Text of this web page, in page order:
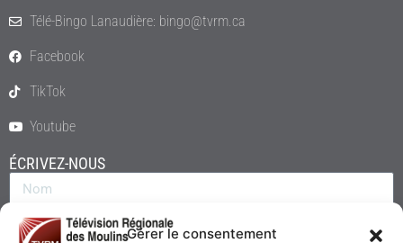
Gérer le consentement
Télé-Bingo Lanaudière: bingo@tvrm.ca
Facebook
TikTok
Youtube
ÉCRIVEZ-NOUS